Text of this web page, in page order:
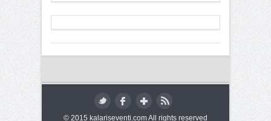
© 2015 kalariseventi.com All rights reserved